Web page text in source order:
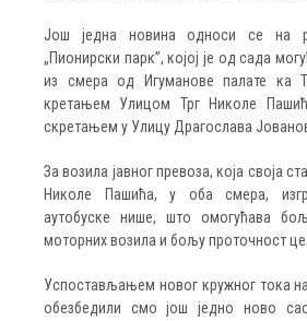
Још једна новина односи се на
„Пионирски парк”, којој је од сада
из смера oд Игуманове палате ка
кретањем Улицом Трг Николе
скретањем у Улицу Драгослава
За возила јавног превоза, која своја
Николе Пашића, у оба смера,
аутобуске нише, што омогућава
моторних возила и бољу проточност
Успостављањем новог кружног тока
обезбедили смо још једно ново